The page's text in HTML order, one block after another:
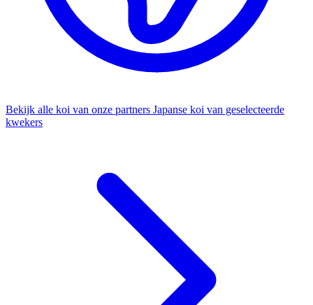
Bekijk alle koi van onze partners Japanse koi van geselecteerde
kwekers